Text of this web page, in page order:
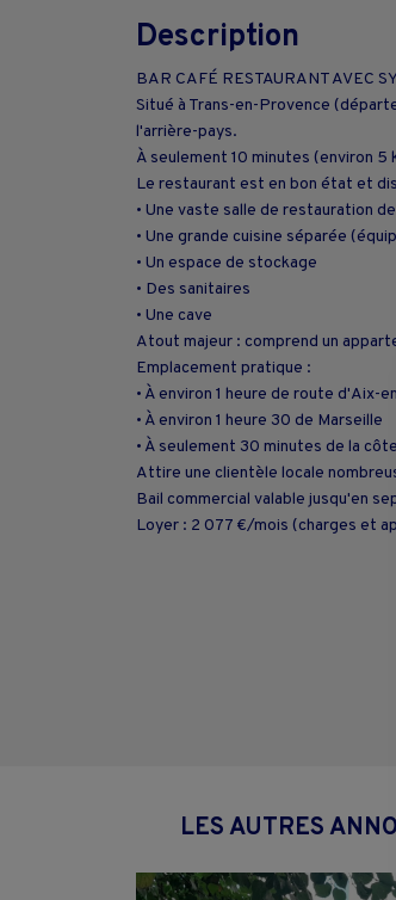
Description
BAR CAFÉ RESTAURANT AVEC
Situé à Trans-en-Provence
l'arrière-pays.
À seulement 10 minutes (environ
Le restaurant est en bon état et
• Une vaste salle de restauration
• Une grande cuisine séparée
• Un espace de stockage
• Des sanitaires
• Une cave
Atout majeur : comprend un
Emplacement pratique :
• À environ 1 heure de route d'Aix-
• À environ 1 heure 30 de Marseille
• À seulement 30 minutes de la
Attire une clientèle locale
Bail commercial valable jusqu'en
Loyer : 2 077 €/mois (charges et
LES AUTRES